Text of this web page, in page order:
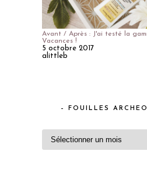
Avant / Après : J'ai testé la
Vacances !
5 octobre 2017
alittleb
– FOUILLES